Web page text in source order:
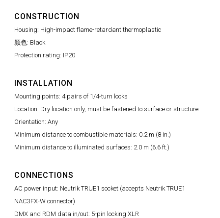
CONSTRUCTION
Housing: High-impact flame-retardant thermoplastic
颜色: Black
Protection rating: IP20
INSTALLATION
Mounting points: 4 pairs of 1/4-turn locks
Location: Dry location only, must be fastened to surface or structure
Orientation: Any
Minimum distance to combustible materials: 0.2 m (8 in.)
Minimum distance to illuminated surfaces: 2.0 m (6.6 ft.)
CONNECTIONS
AC power input: Neutrik TRUE1 socket (accepts Neutrik TRUE1
NAC3FX-W connector)
DMX and RDM data in/out: 5-pin locking XLR